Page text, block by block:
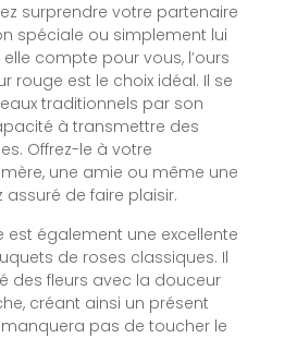
surprendre votre partenaire
spéciale ou simplement lui
compte pour vous, l’ours
rouge est le choix idéal. Il se
traditionnels par son
à transmettre des
Offrez-le à votre
une amie ou même une
assuré de faire plaisir.
est également une excellente
de roses classiques. Il
des fleurs avec la douceur
créant ainsi un présent
pas de toucher le